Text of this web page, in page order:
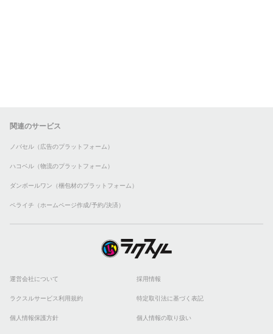
関連のサービス
ノバセル（広告のプラットフォーム）
ハコベル（物流のプラットフォーム）
ダンボールワン（梱包材のプラットフォーム）
ペライチ（ホームページ作成/予約/決済）
運営会社について 採用情報
ラクスルサービス利用規約 特定取引法に基づく表記
個人情報保護方針 個人情報の取り扱い